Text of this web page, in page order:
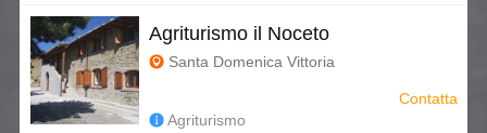
Agriturismo il Noceto
Santa Domenica Vittoria
Agriturismo
Contatta